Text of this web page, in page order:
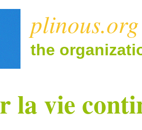
plinous.org
the
la vie